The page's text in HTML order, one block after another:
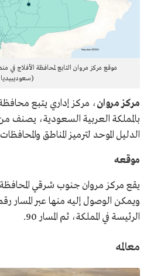
موقع مركز مروان التابع لمحافظة الأفلاج في
مركز مروان، مركز إداري يتبع
بالمملكة العربية السعودية، يصنف
الدليل الموحد لترميز المناطق
موقعه
الرئيسة في المملكة، ثم المسار 90.
معالمه